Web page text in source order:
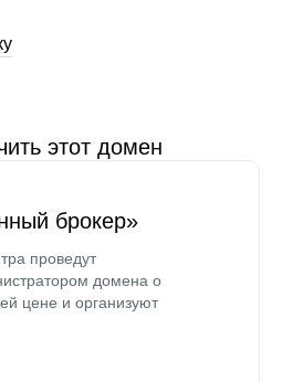
этот домен
брокер»
проведут
домена о
цене и организуют